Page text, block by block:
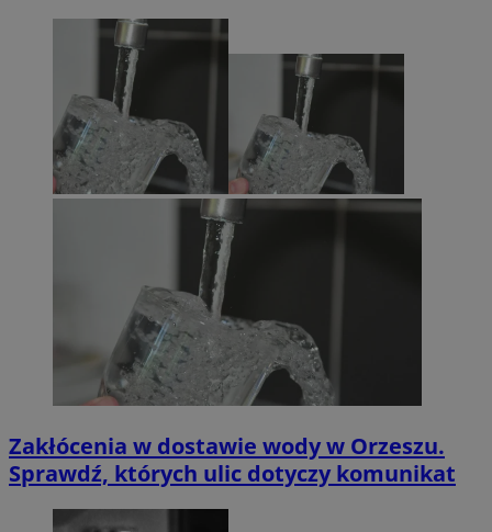
Zakłócenia w dostawie wody w Orzeszu.
Sprawdź, których ulic dotyczy komunikat